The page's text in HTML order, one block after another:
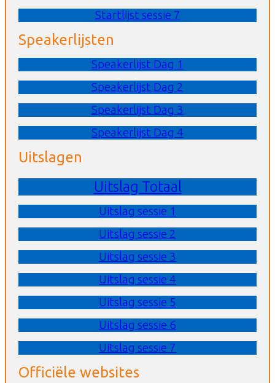
Startlijst sessie 7
Speakerlijsten
Speakerlijst Dag 1
Speakerlijst Dag 2
Speakerlijst Dag 3
Speakerlijst Dag 4
Uitslagen
Uitslag Totaal
Uitslag sessie 1
Uitslag sessie 2
Uitslag sessie 3
Uitslag sessie 4
Uitslag sessie 5
Uitslag sessie 6
Uitslag sessie 7
Officiële websites